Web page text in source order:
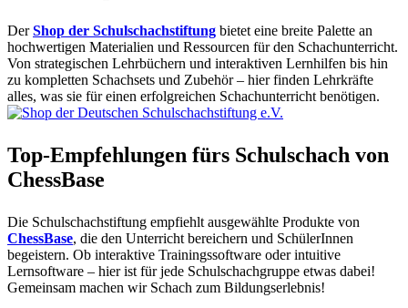
DerShop der Schulschachstiftung bietet eine breite Palette an
hochwertigen Materialien und Ressourcen für den Schachunterricht.
Von strategischen Lehrbüchern und interaktiven Lernhilfen bis hin
zu kompletten Schachsets und Zubehör – hier finden Lehrkräfte
alles, was sie für einen erfolgreichen Schachunterricht benötigen.
Top-Empfehlungen fürs Schulschach von
ChessBase
Die Schulschachstiftung empfiehlt ausgewählte Produkte von
ChessBase, die den Unterricht bereichern und SchülerInnen
begeistern. Ob interaktive Trainingssoftware oder intuitive
Lernsoftware – hier ist für jede Schulschachgruppe etwas dabei!
Gemeinsam machen wir Schach zum Bildungserlebnis!